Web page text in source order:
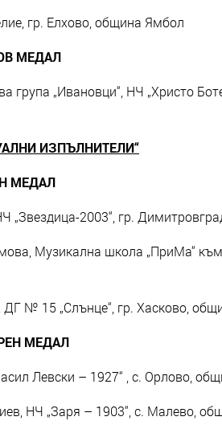
гр. Елхово, община Ямбол
МЕДАЛ
група „Ивановци“, НЧ „Христо
ИЗПЪЛНИТЕЛИ“
МЕДАЛ
„Звездица-2003“, гр.
Музикална школа „ПриМа“
№ 15 „Слънце“, гр. Хасково,
МЕДАЛ
Левски – 1927“ , с. Орлово,
НЧ „Заря – 1903“, с. Малево,